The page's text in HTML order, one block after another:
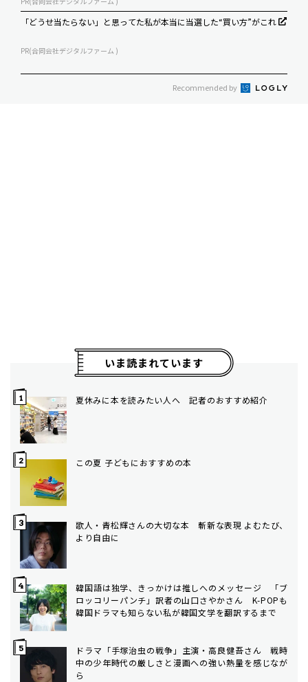
「どうせ当たらない」と思ってた私が本当に当選した“買い方”がこれ
PR(合同会社デジタルファーム )
Recommended by
いま読まれています
夏休みに本を読みたい人へ 記者のおすすめ紹介
この夏 子どもにおすすめの本
歌人・青松輝さんの大切な本 斬新な表現 よむたび、
より自由に
韓国語は独学、きっかけは推しへのメッセージ 「ブ
ロッコリーパンチ」訳者の山口さやかさん K-POPも
韓国ドラマも知らない私が韓国文学を翻訳するまで
ドラマ「手塚治虫の戦争」主演・高良健吾さん 戦時
中の少年時代の厳しさと漫画への強い熱量を感じなが
ら